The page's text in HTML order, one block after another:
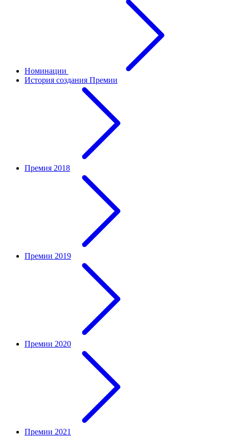
Номинации
История создания Премии
Премия 2018
Премии 2019
Премии 2020
Премии 2021